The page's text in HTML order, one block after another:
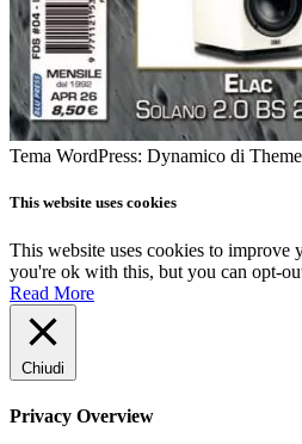
Tema WordPress: Dynamico di
This website uses cookies
This website uses cookies to improve
you're ok with this, but you can opt-
Read More
Chiudi
Privacy Overview